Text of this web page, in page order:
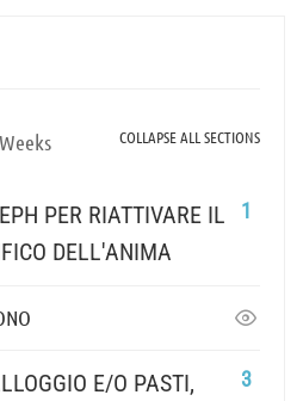
COLLAPSE ALL SECTIONS
PER RIATTIVARE IL
DELL'ANIMA
1
E/O PASTI,
3